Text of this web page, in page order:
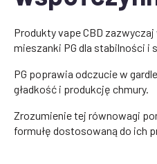
Produkty vape CBD
mieszanki PG dla stabilności i
PG poprawia odczucie w
gładkość i produkcję chmury.
Zrozumienie tej równowagi
formułę dostosowaną do ich